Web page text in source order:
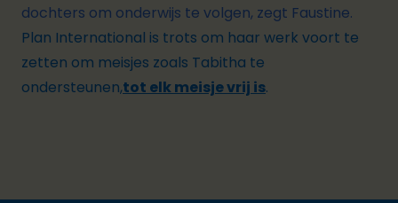
dochters om onderwijs te volgen, zegt Faustine.
Plan International is trots om haar werk voort te
zetten om meisjes zoals Tabitha te
ondersteunen,tot elk meisje vrij is.